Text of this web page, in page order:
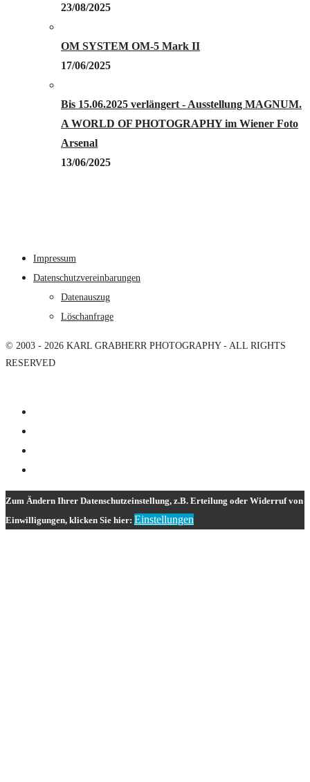
23/08/2025
OM SYSTEM OM-5 Mark II
17/06/2025
Bis 15.06.2025 verlängert - Ausstellung MAGNUM.
A WORLD OF PHOTOGRAPHY im Wiener Foto
Arsenal
13/06/2025
Impressum
Datenschutzvereinbarungen
Datenauszug
Löschanfrage
© 2003 - 2026 KARL GRABHERR PHOTOGRAPHY - ALL RIGHTS
RESERVED
Zum Ändern Ihrer Datenschutzeinstellung, z.B. Erteilung oder Widerruf von
Einwilligungen, klicken Sie hier: Einstellungen